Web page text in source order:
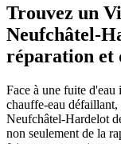
Trouvez un
Neufchâtel-
réparation et
Face à une fuite d'eau
chauffe-eau
Neufchâtel-Hardelot
non seulement de la